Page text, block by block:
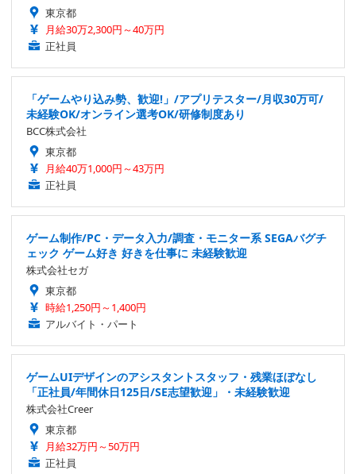
東京都
月給30万2,300円～40万円
正社員
「ゲームやり込み勢、歓迎!」/アプリテスター/月収30万可/
未経験OK/オンライン選考OK/研修制度あり
BCC株式会社
東京都
月給40万1,000円～43万円
正社員
ゲーム制作/PC・データ入力/調査・モニター系 SEGAバグチ
ェック ゲーム好き 好きを仕事に 未経験歓迎
株式会社セガ
東京都
時給1,250円～1,400円
アルバイト・パート
ゲームUIデザインのアシスタントスタッフ・残業ほぼなし
「正社員/年間休日125日/SE志望歓迎」・未経験歓迎
株式会社Creer
東京都
月給32万円～50万円
正社員